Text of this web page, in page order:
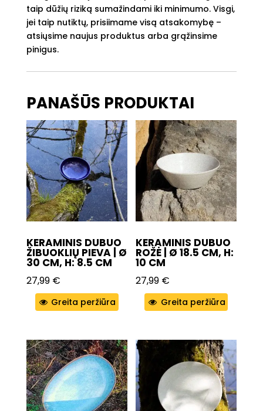
taip dūžių riziką sumažindami iki minimumo. Visgi,
jei taip nutiktų, prisiimame visą atsakomybę –
atsiųsime naujus produktus arba grąžinsime
pinigus.
PANAŠŪS PRODUKTAI
KERAMINIS DUBUO
ŽIBUOKLIŲ PIEVA | Ø
30 CM, H: 8.5 CM
27,99 €
Greita peržiūra
KERAMINIS DUBUO
ROŽĖ | Ø 18.5 CM, H:
10 CM
27,99 €
Greita peržiūra